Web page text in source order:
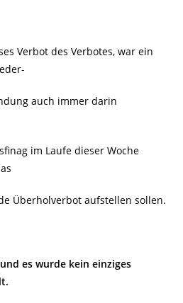
Verbot des Verbotes, war ein
auch immer darin
im Laufe dieser Woche
Überholverbot aufstellen sollen.
es wurde kein einziges